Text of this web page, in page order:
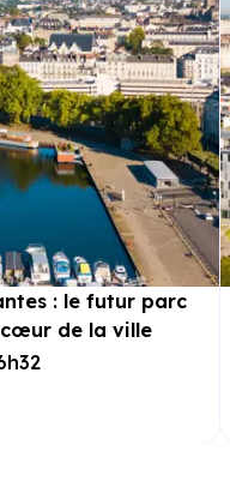
: le futur parc
de la ville